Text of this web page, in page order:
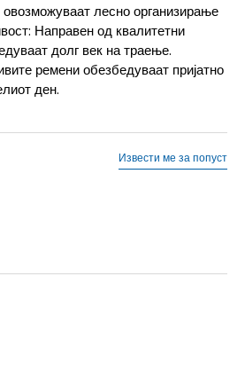
лесно организирање
Направен од квалитетни
долг век на траење.
ремени обезбедуваат пријатно
ден.
Извести ме за попуст